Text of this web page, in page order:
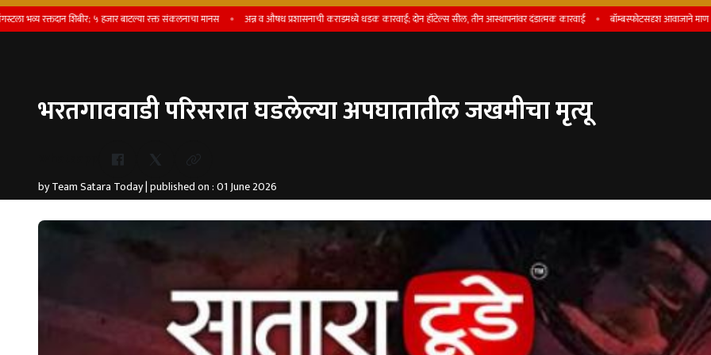
शिबीर; ५ हजार बाटल्या रक्त संकलनाचा मानस अन्न व औषध प्रशासनाची कराडमध्ये धडक कारवाई; दोन हॉटेल्स सील, तीन आस्थापनांवर दंडात्मक कारवाई बॉम्बस्फोटसदृश आवाजाने माण तालुका
भरतगाववाडी परिसरात घडलेल्या अपघातातील जखमीचा मृत्यू
by Team Satara Today | published on : 01 June 2026